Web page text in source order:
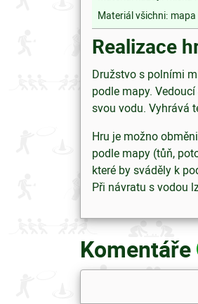
Materiál všichni: mapa
Realizace
Družstvo s polními
podle mapy.
svou vodu. Vyhrává
Hru je možno
podle mapy (tůň,
které by sváděly k
Při návratu s vodou
Komentáře